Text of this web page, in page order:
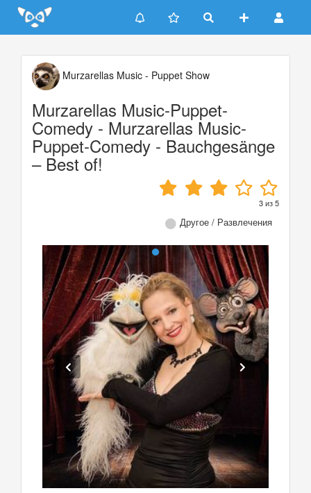
Update cookies preferences
Murzarellas Music - Puppet Show
Murzarellas Music-Puppet-
Comedy - Murzarellas Music-
Puppet-Comedy - Bauchgesänge
– Best of!
3из5
Другое / Развлечения